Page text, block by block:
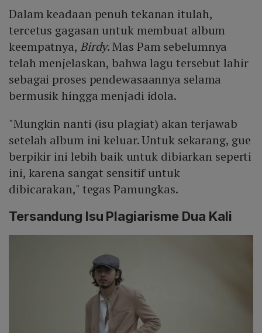
Dalam keadaan penuh tekanan itulah,
tercetus gagasan untuk membuat album
keempatnya, Birdy. Mas Pam sebelumnya
telah menjelaskan, bahwa lagu tersebut lahir
sebagai proses pendewasaannya selama
bermusik hingga menjadi idola.
"Mungkin nanti (isu plagiat) akan terjawab
setelah album ini keluar. Untuk sekarang, gue
berpikir ini lebih baik untuk dibiarkan seperti
ini, karena sangat sensitif untuk
dibicarakan," tegas Pamungkas.
Tersandung Isu Plagiarisme Dua Kali